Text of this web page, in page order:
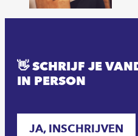
👋 SCHRIJF JE
IN PERSON
JA, INSCHRIJVEN